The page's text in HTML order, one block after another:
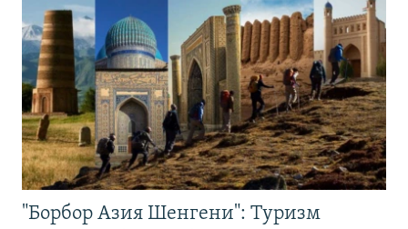
"Борбор Азия Шенгени": Туризм